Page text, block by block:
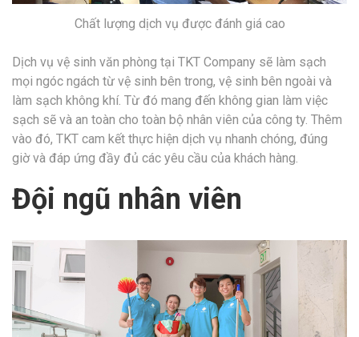
Chất lượng dịch vụ được đánh giá cao
Dịch vụ vệ sinh văn phòng tại TKT Company sẽ làm sạch
mọi ngóc ngách từ vệ sinh bên trong, vệ sinh bên ngoài và
làm sạch không khí. Từ đó mang đến không gian làm việc
sạch sẽ và an toàn cho toàn bộ nhân viên của công ty. Thêm
vào đó, TKT cam kết thực hiện dịch vụ nhanh chóng, đúng
giờ và đáp ứng đầy đủ các yêu cầu của khách hàng.
Đội ngũ nhân viên